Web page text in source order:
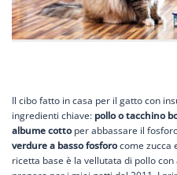
Il cibo fatto in casa per il gatto con
ingredienti chiave: pollo o tacchino
albume cotto per abbassare il
verdure a basso fosforocome zucca
ricetta base è la vellutata di pollo